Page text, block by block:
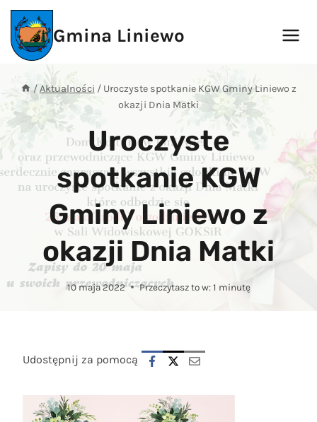
Przejdź
treści
Gmina Liniewo
/Aktualności / Uroczyste spotkanie KGW Gminy Liniewo z
okazji Dnia Matki
Uroczyste
spotkanie KGW
Gminy Liniewo z
okazji Dnia Matki
10 maja 2022 Przeczytasz to w:1 minutę
Udostępnij za pomocą